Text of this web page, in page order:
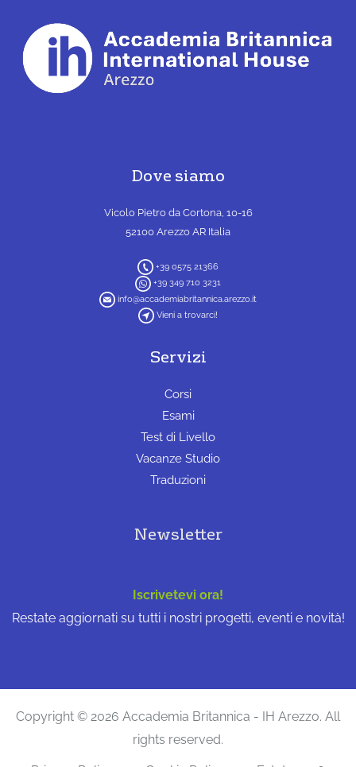
Dove siamo
Vicolo Pietro da Cortona, 10-16
52100 Arezzo AR Italia
+39 0575 21366
+39 349 710 3231
info@accademiabritannica.arezzo.it
Vieni a trovarci!
Servizi
Corsi
Esami
Test di Livello
Vacanze Studio
Traduzioni
Newsletter
Iscrivetevi ora!
Restate aggiornati su tutti i nostri progetti, eventi e novità!
Copyright © 2026 Accademia Britannica - IH Arezzo. All
rights reserved.